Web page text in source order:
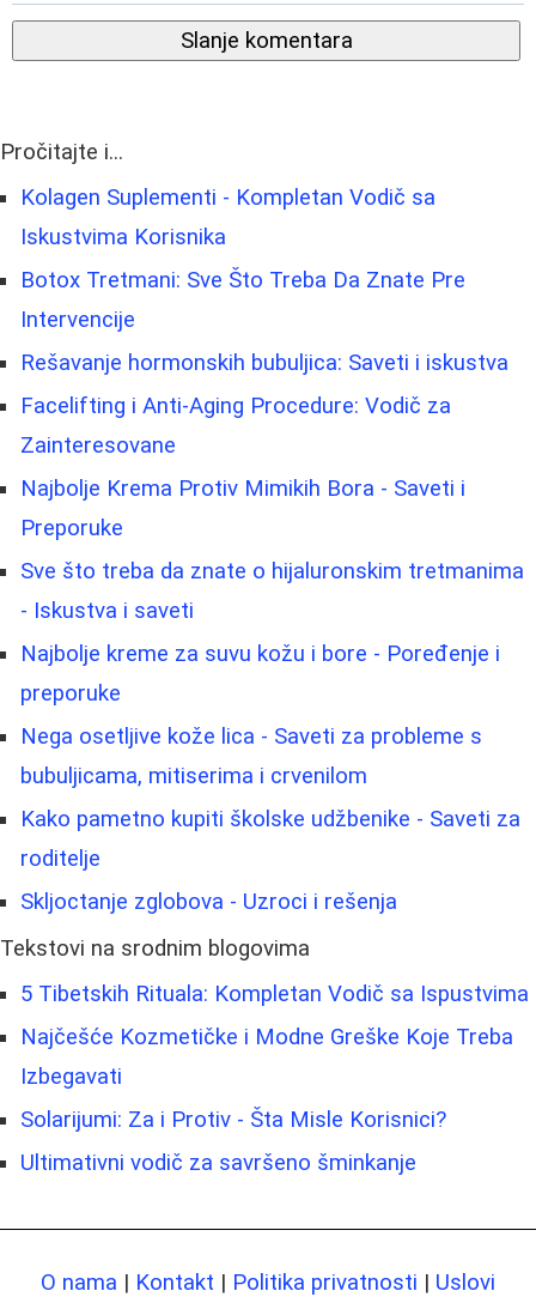
Slanje komentara
Pročitajte i...
Kolagen Suplementi - Kompletan Vodič sa
Iskustvima Korisnika
Botox Tretmani: Sve Što Treba Da Znate Pre
Intervencije
Rešavanje hormonskih bubuljica: Saveti i iskustva
Facelifting i Anti-Aging Procedure: Vodič za
Zainteresovane
Najbolje Krema Protiv Mimikih Bora - Saveti i
Preporuke
Sve što treba da znate o hijaluronskim tretmanima
- Iskustva i saveti
Najbolje kreme za suvu kožu i bore - Poređenje i
preporuke
Nega osetljive kože lica - Saveti za probleme s
bubuljicama, mitiserima i crvenilom
Kako pametno kupiti školske udžbenike - Saveti za
roditelje
Skljoctanje zglobova - Uzroci i rešenja
Tekstovi na srodnim blogovima
5 Tibetskih Rituala: Kompletan Vodič sa Ispustvima
Najčešće Kozmetičke i Modne Greške Koje Treba
Izbegavati
Solarijumi: Za i Protiv - Šta Misle Korisnici?
Ultimativni vodič za savršeno šminkanje
O nama | Kontakt | Politika privatnosti | Uslovi